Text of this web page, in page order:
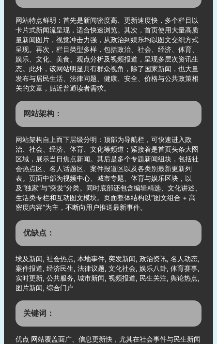
网站特点鲜明：首先是新闻密度高、更新速度快，多个栏目以
卡片式新闻流呈现，适合快速浏览。其次，首页使用大量高质
量新闻图片，视觉冲击力强，从政治到娱乐均以图文交织方式
呈现。再次，栏目类型多样，包括政治、社会、经济、体育、
娱乐、文化、美食、观点分析及视频报道，呈现多层次资讯生
态。此外，该网站明显具有群众视角，除了国家新闻，也大量
发布与居民生活、法律问题、健康、安全、价格与公共政策相
关的文章，贴近普通读者需求。
网站架构：
网站架构自上而下层级分明：顶部为导航栏，可快速进入政
治、社会、经济、体育、文化等频道；紧接着是首页头条大图
区域，展示当日焦点新闻。其后是多个专题新闻组块，包括社
会热点区、名人话题区、案件报道区以及各类别最新更新列
表。页面中部为视频中心、城市专题、体育与娱乐区块，以
及“独家”与“突发”分类。同时底部还包含编辑精选、文化讲述、
生活类专栏和互动图文模块。页面整体结构以“图文组合 + 高
密度内容”为主，不断向用户推送最新事件。
优缺点：
埃及新闻, 社会热点, 本地事件, 突发新闻, 政治资讯, 名人动态,
案件报道, 经济民生, 法律议题, 文化社会, 娱乐八卦, 体育赛事,
实时更新, 公共服务, 城市新闻, 视频报道, 民生关注, 舆论热点,
图片新闻, 综合门户
关键词：
优点 网站覆盖面广、信息更新快，尤其在社会事件与民生新闻